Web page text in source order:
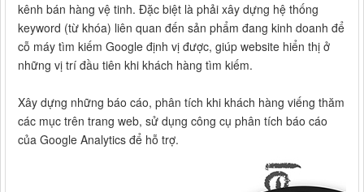
kênh bán hàng vệ tinh. Đặc biệt là phải xây dựng hệ thống
keyword (từ khóa) liên quan đến sản phẩm đang kinh doanh để
cỗ máy tìm kiếm Google định vị được, giúp website hiển thị ở
những vị trí đầu tiên khi khách hàng tìm kiếm.
Xây dựng những báo cáo, phân tích khi khách hàng viếng thăm
các mục trên trang web, sử dụng công cụ phân tích báo cáo
của Google Analytics để hỗ trợ.